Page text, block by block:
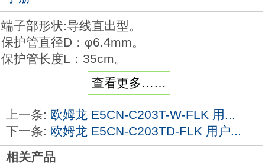
端子部形状:导线直出型。
保护管直径D：φ6.4mm。
保护管长度L：35cm。
导线种类：一般用。
品种丰富的高精度温度传感器系列。
在以往的M3螺钉对应品的基础上，
追加有助于降低配线工时的棒状端子对应品
E5CN-C203TD-W-FLK。
温度传感器是用作温控器的热感应部件。
查看更多……
上一条: 欧姆龙 E5CN-C203T-W-FLK 用...
下一条: 欧姆龙 E5CN-C203TD-FLK 用户...
相关产品